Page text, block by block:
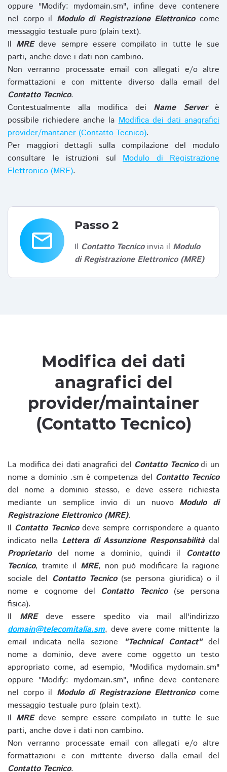
oppure "Modify: mydomain.sm", infine deve contenere
nel corpo il Modulo di Registrazione Elettronicocome
messaggio testuale puro (plain text).
Il MREdeve sempre essere compilato in tutte le sue
parti, anche dove i dati non cambino.
Non verranno processate email con allegati e/o altre
formattazioni e con mittente diverso dalla email del
Contatto Tecnico.
Contestualmente alla modifica dei Name Serverè
possibile richiedere anche laModifica dei dati anagrafici
provider/mantaner (Contatto Tecnico).
Per maggiori dettagli sulla compilazione del modulo
consultare le istruzioni sul Modulo di Registrazione
Elettronico (MRE).
email
Passo 2
Il Contatto Tecnicoinvia il Modulo
di Registrazione Elettronico (MRE)
Modifica dei dati
anagrafici del
provider/maintainer
(Contatto Tecnico)
La modifica dei dati anagrafici del Contatto Tecnicodi un
nome a dominio .sm è competenza del Contatto Tecnico
del nome a dominio stesso, e deve essere richiesta
mediante un semplice invio di un nuovo Modulo di
Registrazione Elettronico (MRE).
Il Contatto Tecnicodeve sempre corrispondere a quanto
indicato nella Lettera di Assunzione Responsabilitàdal
Proprietariodel nome a dominio, quindi il Contatto
Tecnico, tramite il MRE, non può modificare la ragione
sociale del Contatto Tecnico(se persona giuridica) o il
nome e cognome del Contatto Tecnico(se persona
fisica).
Il MREdeve essere spedito via mail all'indirizzo
domain@telecomitalia.sm, deve avere come mittente la
email indicata nella sezione
"Technical Contact"del
nome a dominio, deve avere come oggetto un testo
appropriato come, ad esempio, "Modifica mydomain.sm"
oppure "Modify: mydomain.sm", infine deve contenere
nel corpo il Modulo di Registrazione Elettronicocome
messaggio testuale puro (plain text).
Il MREdeve sempre essere compilato in tutte le sue
parti, anche dove i dati non cambino.
Non verranno processate email con allegati e/o altre
formattazioni e con mittente diverso dalla email del
Contatto Tecnico.